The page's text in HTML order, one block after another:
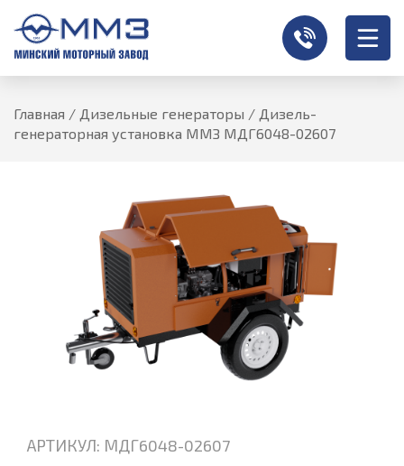
Главная / Дизельные генераторы / Дизель-
генераторная установка ММЗ МДГ6048-02607
АРТИКУЛ: МДГ6048-02607